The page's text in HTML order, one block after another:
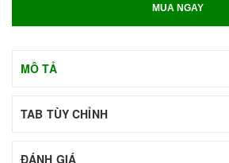
MUA NGAY
MÔ TẢ
TAB TÙY CHỈNH
ĐÁNH GIÁ